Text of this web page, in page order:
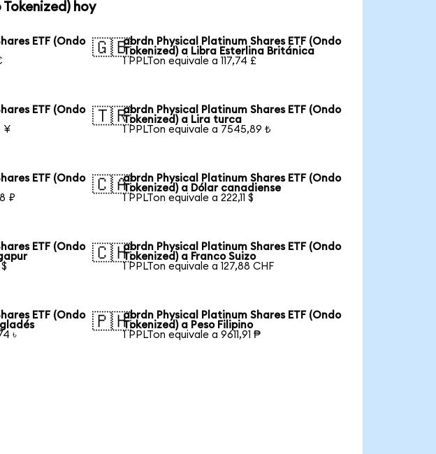
hoy
ETF (Ondo
🇬🇧abrdn Physical Platinum Shares ETF (Ondo
Tokenized) a Libra Esterlina Británica
1 PPLTon equivale a 117,74 £
ETF (Ondo
¥
🇹🇷abrdn Physical Platinum Shares ETF (Ondo
Tokenized) a Lira turca
1 PPLTon equivale a 7545,89 ₺
ETF (Ondo
₽
🇨🇦abrdn Physical Platinum Shares ETF (Ondo
Tokenized) a Dólar canadiense
1 PPLTon equivale a 222,11 $
ETF (Ondo
🇨🇭abrdn Physical Platinum Shares ETF (Ondo
Tokenized) a Franco Suizo
1 PPLTon equivale a 127,88 CHF
ETF (Ondo
৳
🇵🇭abrdn Physical Platinum Shares ETF (Ondo
Tokenized) a Peso Filipino
1 PPLTon equivale a 9611,91 ₱